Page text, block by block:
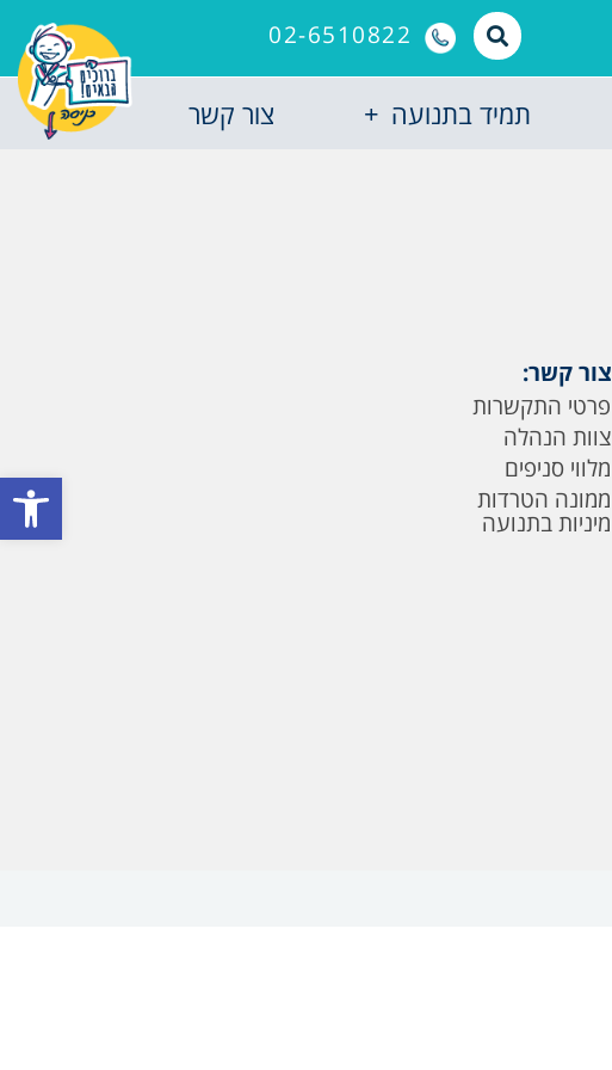
פתח
02-6510822
תמיד בתנועה צור קשר
צור קשר:
פרטי התקשרות
צוות הנהלה
מלווי סניפים
ממונה הטרדות
מיניות בתנועה